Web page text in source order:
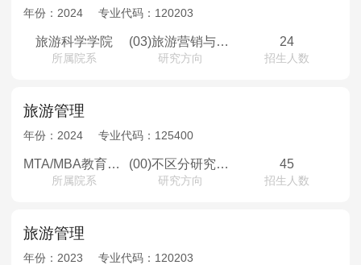
院校库 考试报名 招生政策
考试真题
报考经验 招生简章
年份： 2024 专业代码： 120203
旅游科学学院
所属院系
(03)旅游营销与大数据
研究方向
24
招生人数
旅游管理
年份： 2024 专业代码： 125400
MTA/MBA教育中心
所属院系
(00)不区分研究方向
研究方向
45
招生人数
旅游管理
年份： 2023 专业代码： 120203